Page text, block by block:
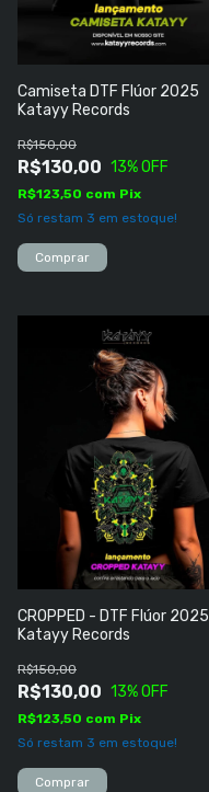
Camiseta DTF Flúor 2025
Katayy Records
R$130,00
R$150,00
13% OFF
R$123,50 com Pix
Só restam 3 em estoque!
Comprar
CROPPED - DTF Flúor 2025
Katayy Records
R$130,00
R$150,00
13% OFF
R$123,50 com Pix
Só restam 3 em estoque!
Comprar